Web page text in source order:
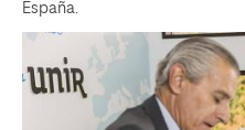
España.